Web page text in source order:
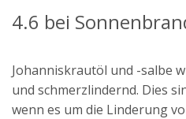
4.6 bei
Johanniskrautöl und -salbe
und schmerzlindernd. Dies
wenn es um die Linderung